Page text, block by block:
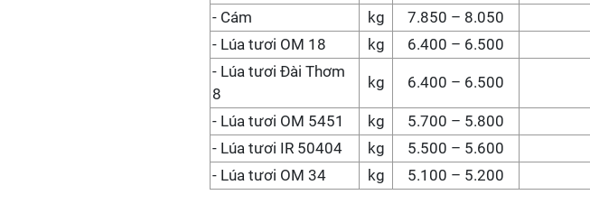
- Cám
kg 7.850 – 8.050
- Lúa tươi OM 18
kg 6.400 – 6.500
- Lúa tươi Đài Thơm
8
kg 6.400 – 6.500
- Lúa tươi OM 5451 kg 5.700 – 5.800
- Lúa tươi IR 50404
kg 5.500 – 5.600
- Lúa tươi OM 34
kg 5.100 – 5.200